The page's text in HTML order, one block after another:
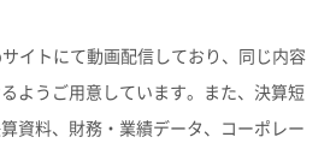
イトにて動画配信しており、同じ内容
ようご用意しています。また、決算短
資料、財務・業績データ、コーポレー